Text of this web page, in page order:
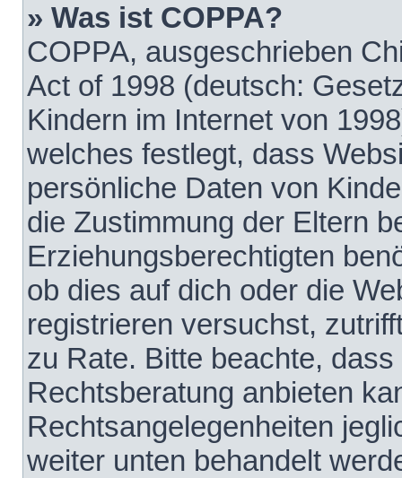
» Was ist COPPA?
COPPA, ausgeschrieben
Act of 1998 (deutsch:
Kindern im Internet von
welches festlegt, dass
persönliche Daten von
die Zustimmung der Eltern
Erziehungsberechtigten
ob dies auf dich oder die
registrieren versuchst,
zu Rate. Bitte beachte,
Rechtsberatung anbieten
Rechtsangelegenheiten
weiter unten behandelt